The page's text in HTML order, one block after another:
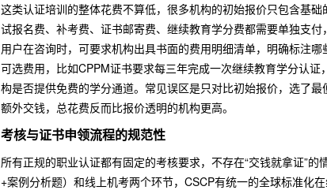
这类认证培训的整体花费不算低，很多机构的初始报价只包含基
试报名费、补考费、证书邮寄费、继续教育学分费都需要单独支付
用户在咨询时，可要求机构出具书面的费用明细清单，明确标注
可选费用，比如CPPM证书要求每三年完成一次继续教育学分认
构是否提供免费的学分通道。常见误区是只对比初始报价，选了
额外交钱，总花费反而比报价透明的机构更高。
考核与证书申领流程的规范性
所有正规的职业认证都有固定的考核要求，不存在“交钱就拿证”
+案例分析题）和线上机考两个环节，CSCP有统一的全球标准化